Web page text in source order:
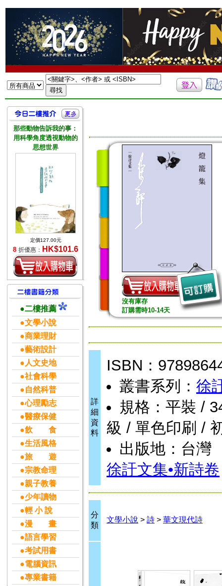
那些動物告訴我的事：
用科學角度透視動物的
思想世界
定價127.00元
8 折優惠： HK$101.6
●二樓推薦
●文學小說
●商業理財
●藝術設計
●人文史地
●社會科學
●自然科普
●心理勵志
●醫療保健
●飲 食
●生活風格
●旅 遊
●宗教命理
●親子教養
●少年讀物
●輕 小 說
●漫 畫
●語言學習
●考試用書
●電腦資訊
●專業書籍
沒有庫存
訂購需時10-14天
詳
細
資
料
ISBN：
叢書系列： 徐
規格：平裝 /
級 / 單色印刷 /
出版地：台灣
徐訏文集•新詩卷
分
類
文學小說 > 詩 > 華文現代詩